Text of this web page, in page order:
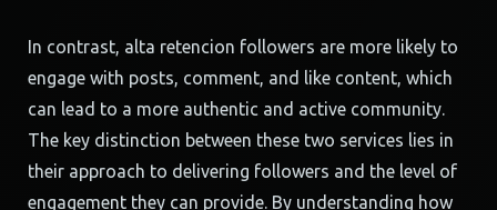
In contrast, alta retencion followers are more likely to
engage with posts, comment, and like content, which
can lead to a more authentic and active community.
The key distinction between these two services lies in
their approach to delivering followers and the level of
engagement they can provide. By understanding how